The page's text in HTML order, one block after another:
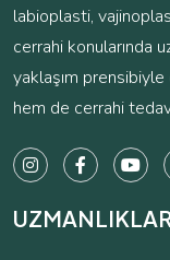
labioplasti,
cerrahi konularında
yaklaşım
hem de cerrahi